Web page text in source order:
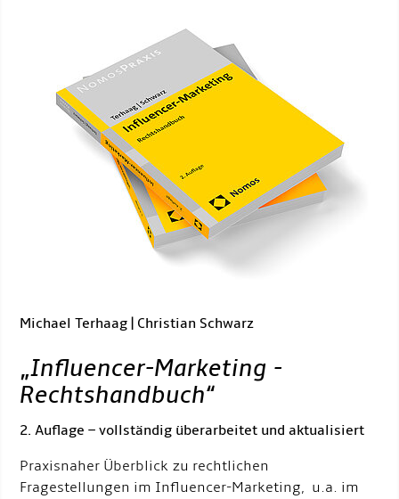
Michael Terhaag | Christian Schwarz
„Influencer-Marketing -
Rechtshandbuch“
2. Auflage – vollständig überarbeitet und aktualisiert
Praxisnaher Überblick zu rechtlichen
Fragestellungen im Influencer-Marketing, u.a. im